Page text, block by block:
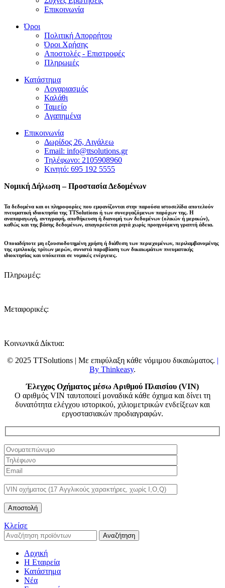
Επικοινωνία
Όροι
Πολιτική Απορρήτου
Όροι Χρήσης
Αποστολές - Επιστροφές
Πληρωμές
Κατάστημα
Λογαριασμός
Καλάθι
Ταμείο
Αγαπημένα
Επικοινωνία
Δωρίδος 26, Αιγάλεω
Email: info@ttsolutions.gr
Τηλέφωνο: 2105908960
Κινητό: 695 192 5555
Νομική Δήλωση – Προστασία Δεδομένων
Τα δεδομένα και οι πληροφορίες που εμφανίζονται στην παρούσα ιστοσελίδα αποτελούν
πνευματική ιδιοκτησία της TTSolutions ή των συνεργαζόμενων παρόχων της. Η
αναπαραγωγή, αντιγραφή, αποθήκευση ή διανομή των δεδομένων (ολικών ή μερικών),
καθώς και της βάσης δεδομένων, απαγορεύεται ρητά χωρίς προηγούμενη γραπτή άδεια.
Οποιαδήποτε μη εξουσιοδοτημένη χρήση ή διάθεση των περιεχομένων, περιλαμβανομένης
της εμπλοκής τρίτων μερών, συνιστά παραβίαση των δικαιωμάτων πνευματικής
ιδιοκτησίας και υπόκειται σε νομικές ενέργειες.
Πληρωμές:
Μεταφορικές:
Κοινωνικά Δίκτυα:
© 2025 TTSolutions | Με επιφύλαξη κάθε νόμιμου δικαιώματος. |
By Thinkeasy.
Έλεγχος Οχήματος μέσω Αριθμού Πλαισίου (VIN)
Ο αριθμός VIN ταυτοποιεί μοναδικά κάθε όχημα και δίνει τη
δυνατότητα ελέγχου ιστορικού, χιλιομετρικών ενδείξεων και
εργοστασιακών προδιαγραφών.
Κλείσε
Αναζήτηση
Αρχική
Η Εταιρεία
Κατάστημα
Νέα